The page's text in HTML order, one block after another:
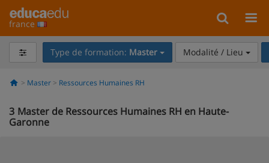
france
Type de formation: Master Modalité / Lieu
Master Ressources Humaines RH
3 Master de Ressources Humaines RH en Haute-
Garonne